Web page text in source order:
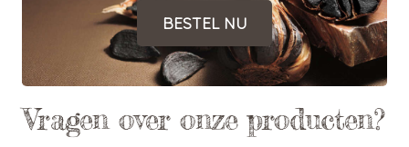
BESTEL NU
Vragen over onze producten?